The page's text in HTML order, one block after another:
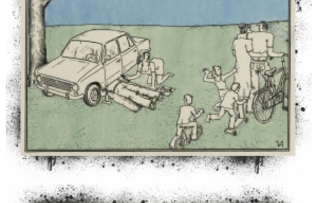
Chaimo Frenkelio odų fabrikas
Fabrikas „Batas“
Odos ir avalynės kombinatas „Elnias“
XX a. tarpukario batai
Sovietinio laikotarpio batai
Seniausias apavas
Kasdieninis valstiečių apavas
XVIII–XIX a. apavo mados